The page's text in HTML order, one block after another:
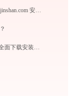
CorelDRAW矢量设计快速上手：coreldraw.ijinshan.com 安全绿色安装与核心技巧
完美解决爱普生l38打印机驱动安装困扰，全面下载安装教程